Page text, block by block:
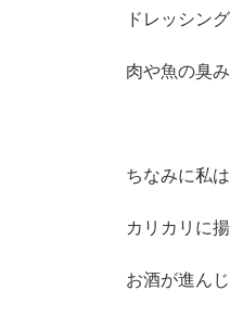
ドレッシン
肉や魚の臭み
ちなみに私は
カリカリに
お酒が進ん